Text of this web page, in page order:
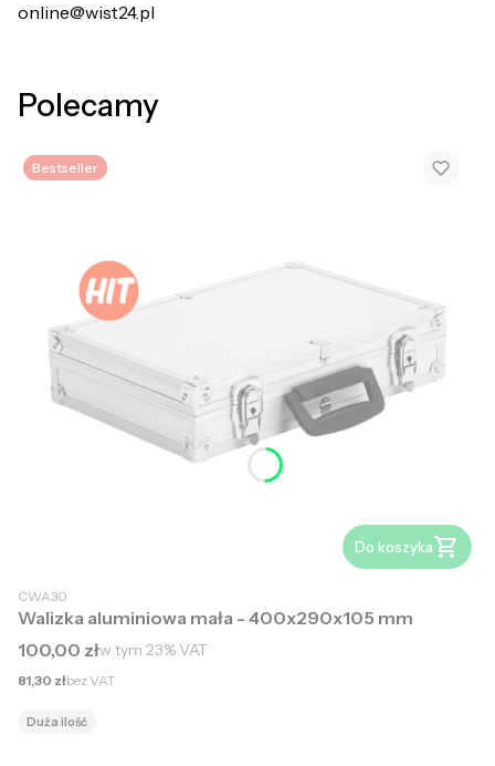
online@wist24.pl
Polecamy
Bestseller
Do koszyka
CWA30
Walizka aluminiowa mała - 400x290x105 mm
Cena brutto
100,00 złw tym 23%VAT
Cena netto
81,30 złbez VAT
Duża ilość